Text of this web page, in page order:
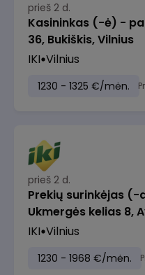
prieš 2 d.
Kasininkas (-ė) -
36, Bukiškis, Vilnius
IKI Vilnius
1230 - 1325 €/mėn.
prieš 2 d.
Prekių surinkėjas (-
Ukmergės kelias 8,
IKI Vilnius
1230 - 1968 €/mėn.